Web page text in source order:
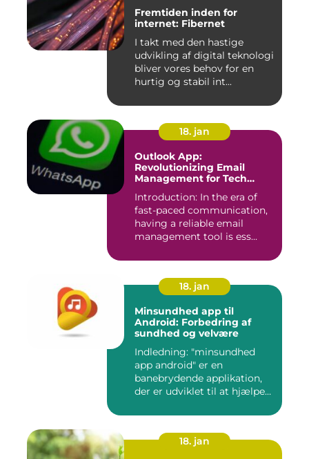
Fremtiden inden for
internet: Fibernet
I takt med den hastige
udvikling af digital teknologi
bliver vores behov for en
hurtig og stabil int...
18. jan
Outlook App:
Revolutionizing Email
Management for Tech
Introduction: In the era of
fast-paced communication,
having a reliable email
management tool is ess...
18. jan
Minsundhed app til
Android: Forbedring af
sundhed og velvære
Indledning: "minsundhed
app android" er en
banebrydende applikation,
der er udviklet til at hjælpe
18. jan